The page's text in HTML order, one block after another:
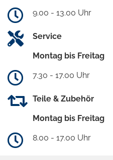
9.00 - 13.00 Uhr
Service
Montag bis Freitag
7.30 - 17.00 Uhr
Teile & Zubehör
Montag bis Freitag
8.00 - 17.00 Uhr